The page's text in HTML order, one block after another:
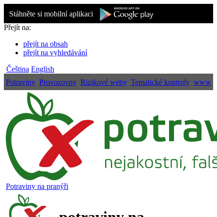
Stáhněte si mobilní aplikaci
Přejít na:
přejít na obsah
přejít na vyhledávání
Čeština English
Potraviny Provozovny Rizikové weby Tematické kontroly www
Potraviny na pranýři